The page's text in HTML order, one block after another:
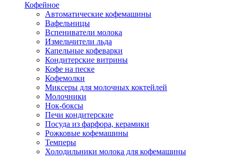
Кофейное
Автоматические кофемашины
Вафельницы
Вспениватели молока
Измельчители льда
Капельные кофеварки
Кондитерские витрины
Кофе на песке
Кофемолки
Миксеры для молочных коктейлей
Молочники
Нок-боксы
Печи кондитерские
Посуда из фарфора, керамики
Рожковые кофемашины
Темперы
Холодильники молока для кофемашины